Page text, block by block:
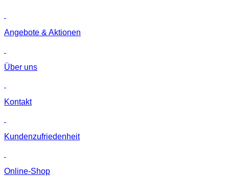
Angebote & Aktionen
Über uns
Kontakt
Kunden­zufriedenheit
Online-Shop